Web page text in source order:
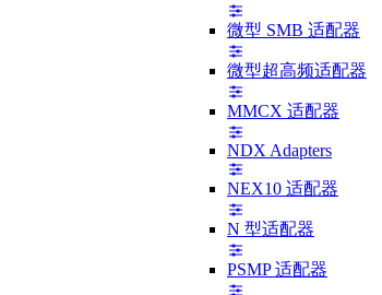
微型 SMB 适配器
微型超高频适配器
MMCX 适配器
NDX Adapters
NEX10 适配器
N 型适配器
PSMP 适配器